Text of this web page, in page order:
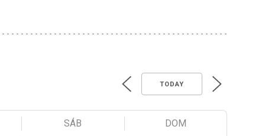
TODAY
SÁB DOM